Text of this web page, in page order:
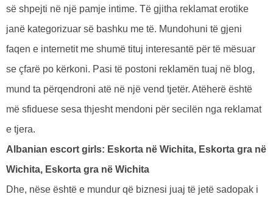
së shpejti në një pamje intime. Të gjitha reklamat erotike
janë kategorizuar së bashku me të. Mundohuni të gjeni
faqen e internetit me shumë tituj interesantë për të mësuar
se çfarë po kërkoni. Pasi të postoni reklamën tuaj në blog,
mund ta përqendroni atë në një vend tjetër. Atëherë është
më sfiduese sesa thjesht mendoni për secilën nga reklamat
e tjera.
Albanian escort girls: Eskorta në Wichita, Eskorta gra në
Wichita, Eskorta gra në Wichita
Dhe, nëse është e mundur që biznesi juaj të jetë sadopak i